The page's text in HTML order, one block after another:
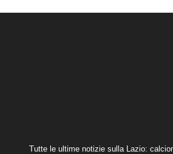
Tutte le ultime notizie sulla Lazio: